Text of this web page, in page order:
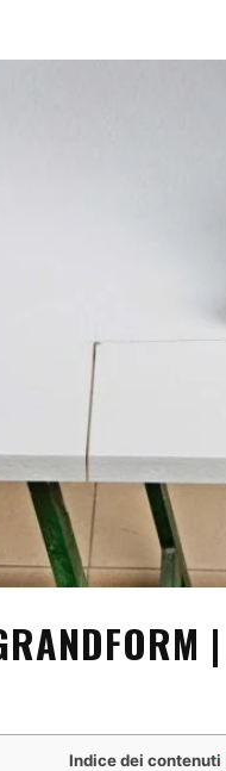
Indice dei contenuti